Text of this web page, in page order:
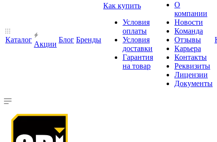
Каталог
Акции
Блог Бренды
Как купить
Условия
оплаты
Условия
доставки
Гарантия
на товар
О
компании
Новости
Команда
Отзывы
Карьера
Контакты
Реквизиты
Лицензии
Документы